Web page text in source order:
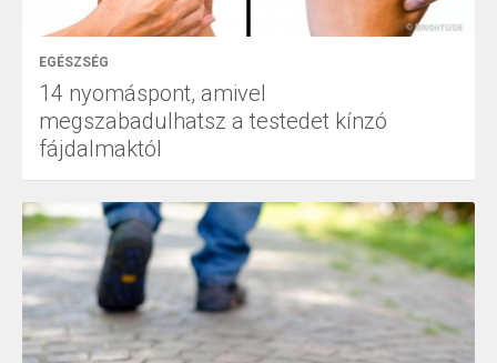
EGÉSZSÉG
14 nyomáspont, amivel
megszabadulhatsz a testedet kínzó
fájdalmaktól